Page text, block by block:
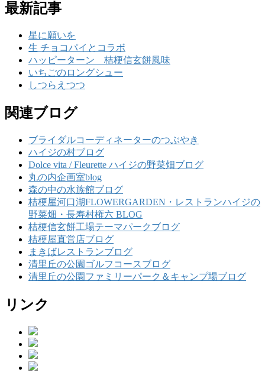
最新記事
星に願いを
生 チョコパイとコラボ
ハッピーターン 桔梗信玄餅風味
いちごのロングシュー
しつらえつつ
関連ブログ
ブライダルコーディネーターのつぶやき
ハイジの村ブログ
Dolce vita / Fleurette ハイジの野菜畑ブログ
丸の内企画室blog
森の中の水族館ブログ
桔梗屋河口湖FLOWERGARDEN・レストランハイジの
野菜畑・長寿村権六 BLOG
桔梗信玄餅工場テーマパークブログ
桔梗屋直営店ブログ
まきばレストランブログ
清里丘の公園ゴルフコースブログ
清里丘の公園ファミリーパーク＆キャンプ場ブログ
リンク